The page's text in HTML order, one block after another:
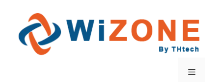
Menu